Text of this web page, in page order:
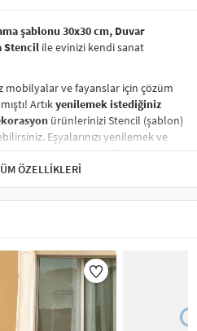
şablonu 30x30 cm, Duvar
Stencil ile evinizi kendi sanat
mobilyalar ve fayanslar için çözüm
Artıkyenilemek istediğiniz
ürünlerinizi Stencil (şablon)
Eşyalarınızı yenilemek ve
de pahalı ve zahmetli olmak
dilediğiniz her yüzeye pratik bir
ve mobilyalarınızın, duvarlarınızın,
değiştirebilir.
istediğiniz renklerle
zevkinizle özelleştirebilir
El işi ve ev
kolayca uygulanabilecek eğlenceli
ÖZELLIKLERI